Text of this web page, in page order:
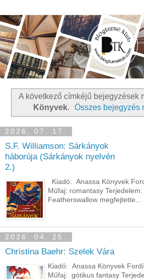
A következő címkéjű bejegyzések
Könyvek. Összes bejegyzés
2026. 07. 17.
S.F. Williamson: Sárkányok
háborúja (Sárkányok nyelvén
2.)
Kiadó: Anassa Könyvek
Műfaj: romantasy
Featherswallow megfejtette...
2026. 04. 25.
Christina Baehr: Szelek Vára
Kiadó: Anassa Könyvek
Műfaj: gótikus fantasy